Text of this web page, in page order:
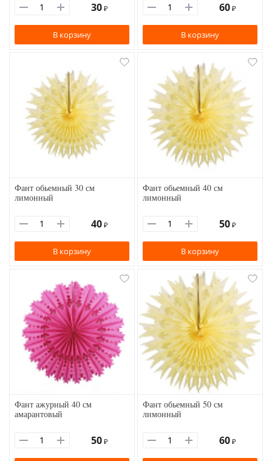
30 ₽
В корзину
60 ₽
В корзину
Фант обьемный 30 см
лимонный
40 ₽
В корзину
Фант обьемный 40 см
лимонный
50 ₽
В корзину
Фант ажурный 40 см
амарантовый
50 ₽
Фант обьемный 50 см
лимонный
60 ₽